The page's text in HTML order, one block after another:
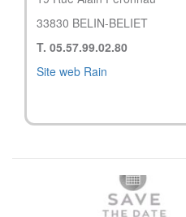
33830 BELIN-BELIET
T. 05.57.99.02.80
Site web Rain